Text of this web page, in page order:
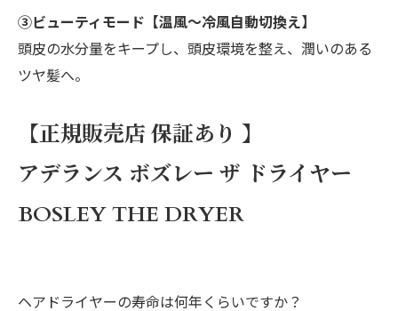
➂ビューティモード【温風～冷風自動切換え】
頭皮の水分量をキープし、頭皮環境を整え、潤いのある
ツヤ髪へ。
【正規販売店 保証あり 】
アデランス ボズレー ザ ドライヤー
BOSLEY THE DRYER
ヘアドライヤーの寿命は何年くらいですか？